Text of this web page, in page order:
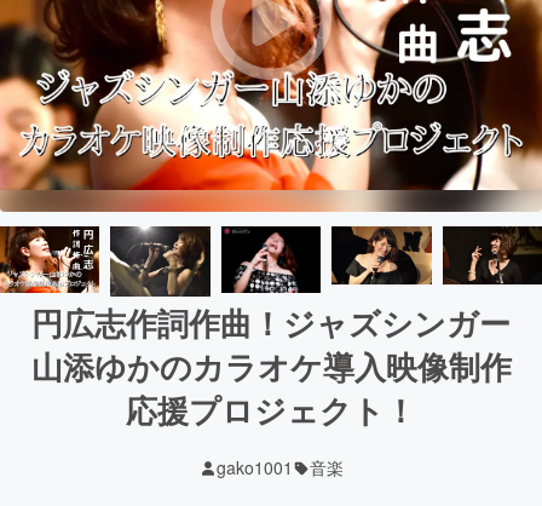
円広志作詞作曲！ジャズシンガー
山添ゆかのカラオケ導入映像制作
応援プロジェクト！
gako1001 音楽